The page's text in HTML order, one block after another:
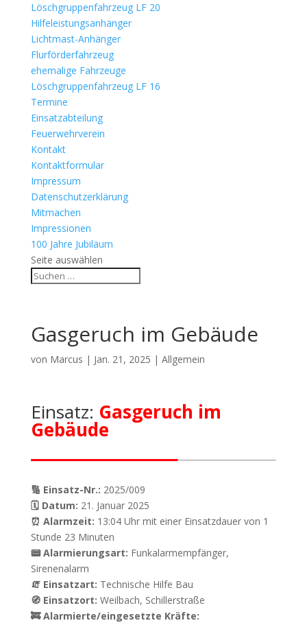
Löschgruppenfahrzeug LF 20
Hilfeleistungsanhänger
Lichtmast-Anhänger
Flurförderfahrzeug
ehemalige Fahrzeuge
Löschgruppenfahrzeug LF 16
Termine
Einsatzabteilung
Feuerwehrverein
Kontakt
Kontaktformular
Impressum
Datenschutzerklärung
Mitmachen
Impressionen
100 Jahre Jubiläum
Seite auswählen
Gasgeruch im Gebäude
von Marcus | Jan. 21, 2025 | Allgemein
Einsatz: Gasgeruch im
Gebäude
🔢 Einsatz-Nr.: 2025/009
🗓 Datum: 21. Januar 2025
⏰ Alarmzeit: 13:04 Uhr mit einer Einsatzdauer von 1
Stunde 23 Minuten
📟 Alarmierungsart: Funkalarmempfänger,
Sirenenalarm
🧯 Einsatzart: Technische Hilfe Bau
🧭 Einsatzort: Weilbach, Schillerstraße
🚒 Alarmierte/eingesetzte Kräfte: